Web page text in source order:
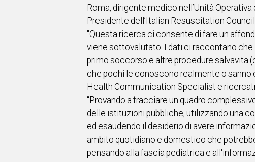
Roma, dirigente medico nell’Unità
Presidente dell’Italian Resuscitation Council
"Questa ricerca ci consente di fare un
viene sottovalutato. I dati ci raccontano
primo soccorso e altre procedure salvavita
che pochi le conoscono realmente o
Health Communication Specialist e
“Provando a tracciare un quadro
delle istituzioni pubbliche, utilizzando una
ed esaudendo il desiderio di avere
ambito quotidiano e domestico che
pensando alla fascia pediatrica e